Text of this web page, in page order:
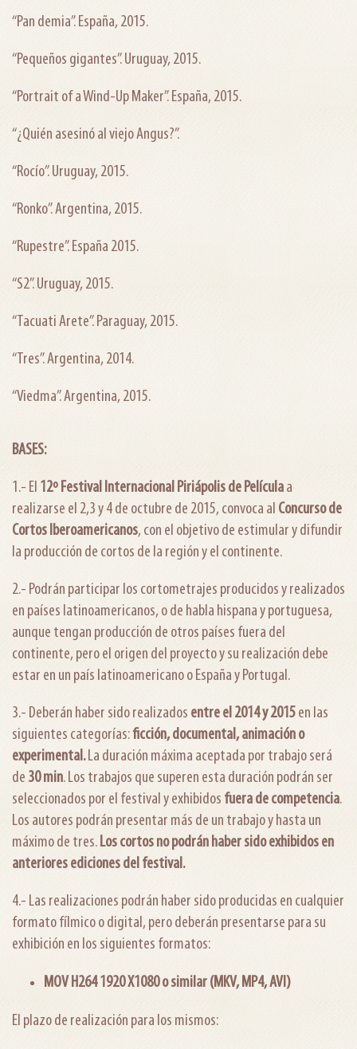
“Pan demia”. España, 2015.
“Pequeños gigantes”. Uruguay, 2015.
“Portrait of a Wind-Up Maker”. España, 2015.
“¿Quién asesinó al viejo Angus?”.
“Rocío”. Uruguay, 2015.
“Ronko”. Argentina, 2015.
“Rupestre”. España 2015.
“S2”. Uruguay, 2015.
“Tacuati Arete”. Paraguay, 2015.
“Tres”. Argentina, 2014.
“Viedma”. Argentina, 2015.
BASES:
1.- El 12º Festival Internacional Piriápolis de Películaa
realizarse el 2,3 y 4 de octubre de 2015, convoca al Concurso de
Cortos Iberoamericanos, con el objetivo de estimular y difundir
la producción de cortos de la región y el continente.
2.- Podrán participar los cortometrajes producidos y realizados
en países latinoamericanos, o de habla hispana y portuguesa,
aunque tengan producción de otros países fuera del
continente, pero el origen del proyecto y su realización debe
estar en un país latinoamericano o España y Portugal.
3.- Deberán haber sido realizados entre el 2014 y 2015en las
siguientes categorías:ficción, documental, animación o
experimental.La duración máxima aceptada por trabajo será
de 30 min. Los trabajos que superen esta duración podrán ser
seleccionados por el festival y exhibidos fuera de competencia.
Los autores podrán presentar más de un trabajo y hasta un
máximo de tres. Los cortos no podrán haber sido exhibidos en
anteriores ediciones del festival.
4.- Las realizaciones podrán haber sido producidas en cualquier
formato fílmico o digital, pero deberán presentarse para su
exhibición en los siguientes formatos:
MOV H264 1920 X1080 o similar (MKV, MP4, AVI)
El plazo de realización para los mismos: